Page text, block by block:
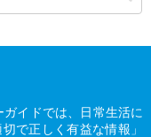
イドでは、日常生活に
で正しく有益な情報」